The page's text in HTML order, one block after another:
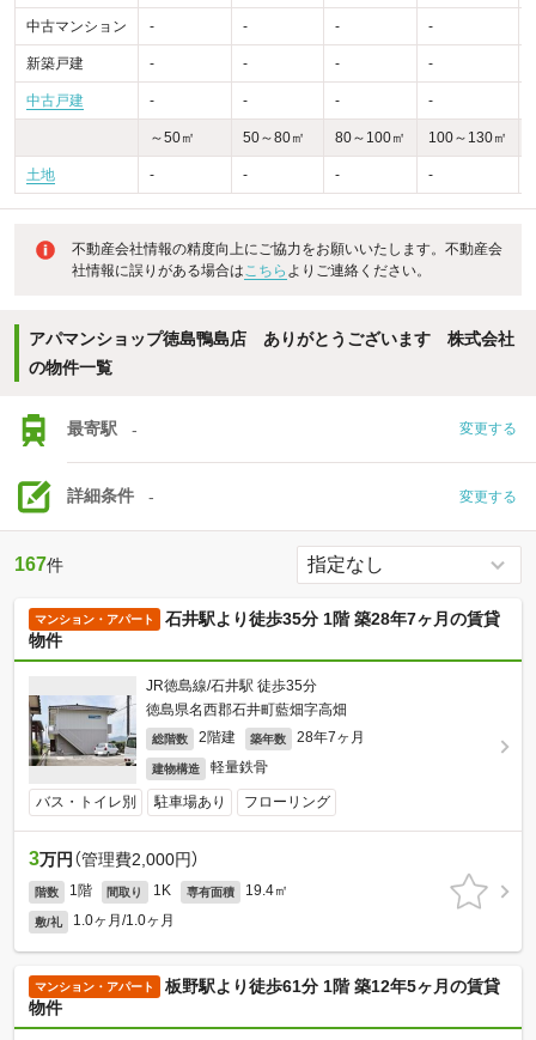
中古マンション - - - -
新築戸建 - - - -
中古戸建 - - - -
～50㎡ 50～80㎡ 80～100㎡ 100～130㎡
土地 - - - -
不動産会社情報の精度向上にご協力をお願いいたします。不動産会
社情報に誤りがある場合はこちら よりご連絡ください。
アパマンショップ徳島鴨島店 ありがとうございます 株式会社
の物件一覧
最寄駅 - 変更する
詳細条件 - 変更する
167件
マンション・アパート
石井駅より徒歩35分 1階 築28年7ヶ月の賃貸
物件
JR徳島線/石井駅 徒歩35分
徳島県名西郡石井町藍畑字高畑
総階数 2階建 築年数 28年7ヶ月
建物構造 軽量鉄骨
バス・トイレ別 駐車場あり フローリング
3万円 （管理費2,000円）
階数 1階 間取り 1K 専有面積 19.4㎡
敷/礼 1.0ヶ月/1.0ヶ月
マンション・アパート
板野駅より徒歩61分 1階 築12年5ヶ月の賃貸
物件